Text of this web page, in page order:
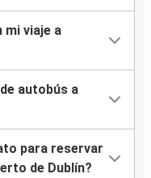
mi viaje a
autobús a
para reservar
de Dublín?